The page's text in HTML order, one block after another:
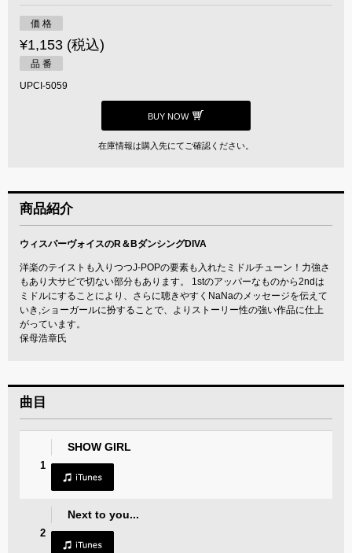
価 格
¥1,153 (税込)
品 番
UPCI-5059
BUY NOW
在庫情報は購入先にてご確認ください。
商品紹介
ウィスパーヴォイスのR＆BダンシングDIVA
洋楽のテイストも入りつつJ-POPの要素も入れたミドルチューン！力強さ
もあり大サビで切ない部分もあります。 1stのアッパーなものから2ndは
ミドルにすることにより、さらに聴きやすくNaNaのメッセージを伝えて
いき,ショーガールに扮することで、よりストーリー性の強い作品に仕上
がっています。
保母浩章氏
曲目
1
SHOW GIRL
2
Next to you...